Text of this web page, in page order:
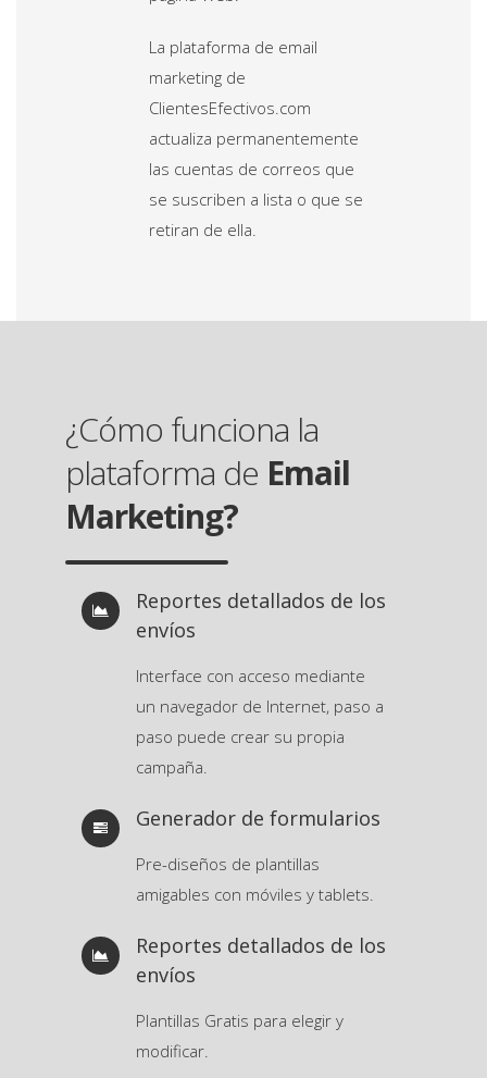
La plataforma de email
marketing de
ClientesEfectivos.com
actualiza permanentemente
las cuentas de correos que
se suscriben a lista o que se
retiran de ella.
¿Cómo funciona la
plataforma de Email
Marketing?
Reportes detallados de los
envíos
Interface con acceso mediante
un navegador de Internet, paso a
paso puede crear su propia
campaña.
Generador de formularios
Pre-diseños de plantillas
amigables con móviles y tablets.
Reportes detallados de los
envíos
Plantillas Gratis para elegir y
modificar.